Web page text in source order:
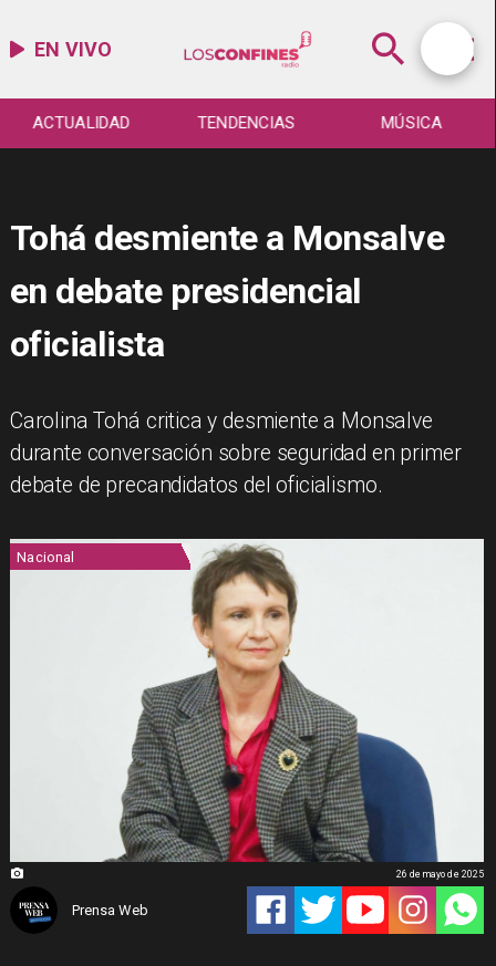
EN VIVO
ACTUALIDAD TENDENCIAS MÚSICA
Tohá desmiente a Monsalve
en debate presidencial
oficialista
Carolina Tohá critica y desmiente a Monsalve
durante conversación sobre seguridad en primer
debate de precandidatos del oficialismo.
Nacional
Prensa Web
26 de mayo de 2025